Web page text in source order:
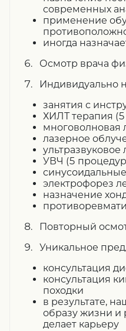
современных
применение
иногда
6. Осмотр врача
7. Индивидуально
занятия с
ХИЛТ терапия (5
многоволновая
лазерное
УВЧ (5
электрофорез
назначение
8. Повторный
9. Уникальное
консультация
консультация
походки
в результате,
образу жизни и
делает карьеру